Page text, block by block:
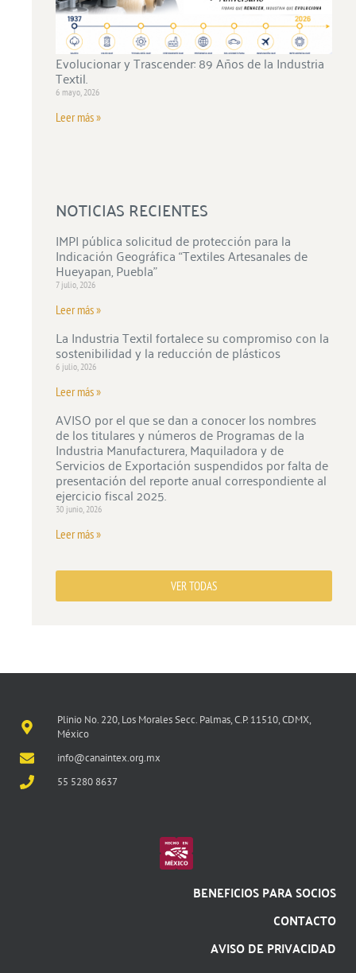
Evolucionar y Trascender: 89 Años de la Industria
Textil.
6 mayo, 2026
Leer más »
NOTICIAS RECIENTES
IMPI pública solicitud de protección para la
Indicación Geográfica “Textiles Artesanales de
Hueyapan, Puebla”
7 julio, 2026
Leer más »
La Industria Textil fortalece su compromiso con la
sostenibilidad y la reducción de plásticos
6 julio, 2026
Leer más »
AVISO por el que se dan a conocer los nombres
de los titulares y números de Programas de la
Industria Manufacturera, Maquiladora y de
Servicios de Exportación suspendidos por falta de
presentación del reporte anual correspondiente al
ejercicio fiscal 2025.
30 junio, 2026
Leer más »
VER TODAS
Plinio No. 220, Los Morales Secc. Palmas, C.P. 11510, CDMX,
México
info@canaintex.org.mx
55 5280 8637
BENEFICIOS PARA SOCIOS
CONTACTO
AVISO DE PRIVACIDAD